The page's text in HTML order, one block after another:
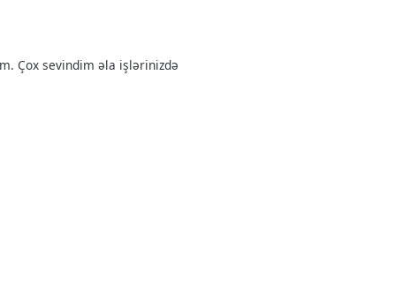
Çox sevindim əla işlərinizdə